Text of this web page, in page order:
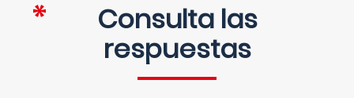
Consulta las
respuestas